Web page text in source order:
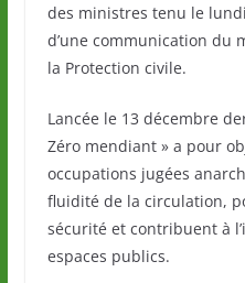
des ministres tenu le
d’une communication du
la Protection civile.
Lancée le 13 décembre
Zéro mendiant » a pour
occupations jugées
fluidité de la circulation,
sécurité et contribuent à
espaces publics.